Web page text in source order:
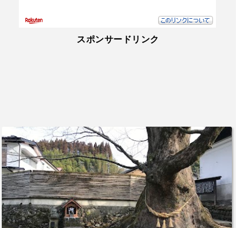
スポンサードリンク